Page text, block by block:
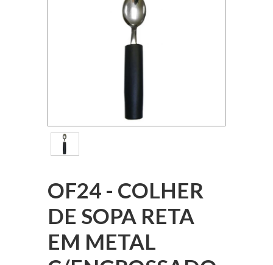
Produtos Ortopédicos
Bem Estar, Higiene e Saúde
Serviços
OF24 - COLHER
DE SOPA RETA
EM METAL